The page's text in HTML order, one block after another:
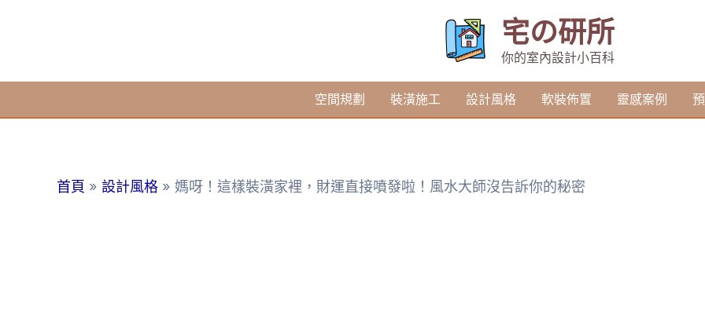
要
宅の研所
你的室內設計小百科
空間規劃 裝潢施工 設計風格 軟裝佈置 靈感案例
首頁 設計風格 媽呀！這樣裝潢家裡，財運直接噴發啦！風水大師沒告訴你的秘密